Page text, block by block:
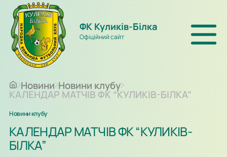
ФК Куликів-Білка
Офіційний сайт
Новини Новини клубу
КАЛЕНДАР МАТЧІВ ФК “КУЛИКІВ-БІЛКА”
Новини клубу
КАЛЕНДАР МАТЧІВ ФК “КУЛИКІВ-
БІЛКА”